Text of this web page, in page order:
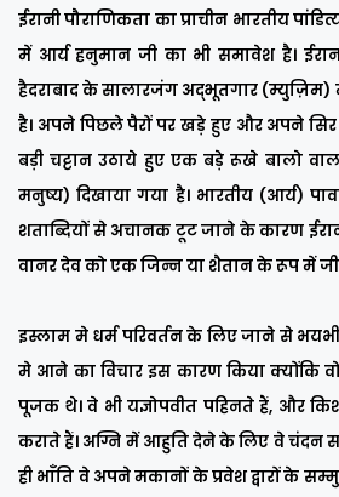
ईरानी पौराणिकता का प्राचीन भारतीय
में आर्य हनुमान जी का भी समावेश है।
हैदराबाद के सालारजंग अद्भूतगार
है। अपने पिछले पैरों पर खड़े हुए और अपने सिर
बड़ी चट्टान उठाये हुए एक बड़े रूखे बालो
मनुष्य) दिखाया गया है। भारतीय (आर्य)
शताब्दियों से अचानक टूट जाने के कारण
वानर देव को एक जिन्न या शैतान के रूप में
इस्लाम मे धर्म परिवर्तन के लिए जाने से
मे आने का विचार इस कारण किया क्योंकि
पूजक थे। वे भी यज्ञोपवीत पहिनते हैं, और
कराते हैं। अग्नि में आहुति देने के लिए वे चंदन
ही भाँति वे अपने मकानों के प्रवेश द्वारों के